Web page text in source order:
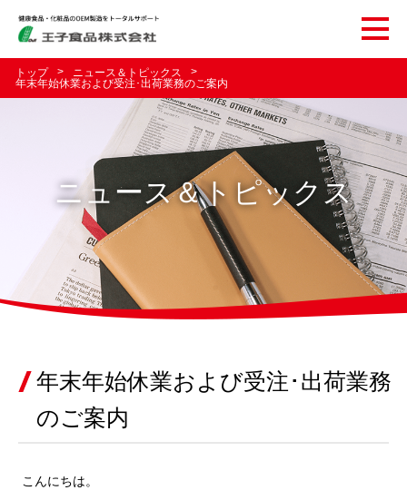
トップ
ニュース＆トピックス
年末年始休業および受注･出荷業務のご案内
ニュース＆トピックス
年末年始休業および受注･出荷業務
のご案内
こんにちは。